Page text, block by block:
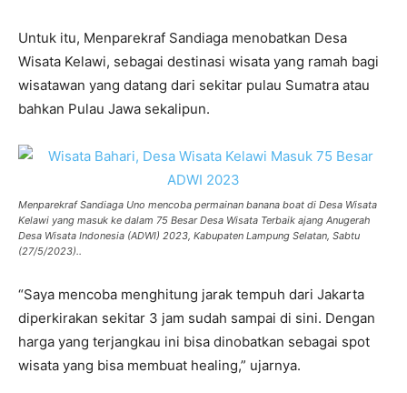
Untuk itu, Menparekraf Sandiaga menobatkan Desa
Wisata Kelawi, sebagai destinasi wisata yang ramah bagi
wisatawan yang datang dari sekitar pulau Sumatra atau
bahkan Pulau Jawa sekalipun.
Menparekraf Sandiaga Uno mencoba permainan banana boat di Desa Wisata
Kelawi yang masuk ke dalam 75 Besar Desa Wisata Terbaik ajang Anugerah
Desa Wisata Indonesia (ADWI) 2023, Kabupaten Lampung Selatan, Sabtu
(27/5/2023)..
“Saya mencoba menghitung jarak tempuh dari Jakarta
diperkirakan sekitar 3 jam sudah sampai di sini. Dengan
harga yang terjangkau ini bisa dinobatkan sebagai spot
wisata yang bisa membuat healing,” ujarnya.